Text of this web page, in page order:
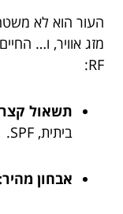
העור הוא לא
מזג אוויר, ו…
RF:
תשאול
ביתית, SPF.
אבחון מהיר: